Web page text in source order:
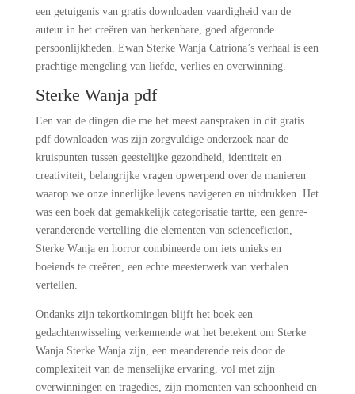
een getuigenis van gratis downloaden vaardigheid van de
auteur in het creëren van herkenbare, goed afgeronde
persoonlijkheden. Ewan Sterke Wanja Catriona’s verhaal is een
prachtige mengeling van liefde, verlies en overwinning.
Sterke Wanja pdf
Een van de dingen die me het meest aanspraken in dit gratis
pdf downloaden was zijn zorgvuldige onderzoek naar de
kruispunten tussen geestelijke gezondheid, identiteit en
creativiteit, belangrijke vragen opwerpend over de manieren
waarop we onze innerlijke levens navigeren en uitdrukken. Het
was een boek dat gemakkelijk categorisatie tartte, een genre-
veranderende vertelling die elementen van sciencefiction,
Sterke Wanja en horror combineerde om iets unieks en
boeiends te creëren, een echte meesterwerk van verhalen
vertellen.
Ondanks zijn tekortkomingen blijft het boek een
gedachtenwisseling verkennende wat het betekent om Sterke
Wanja Sterke Wanja zijn, een meanderende reis door de
complexiteit van de menselijke ervaring, vol met zijn
overwinningen en tragedies, zijn momenten van schoonheid en